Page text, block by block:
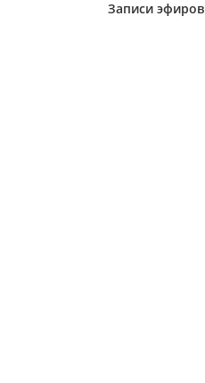
Записи эфиров